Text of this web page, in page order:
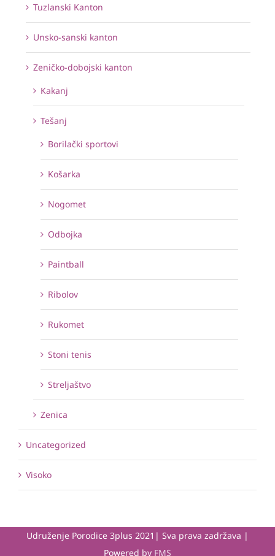
Tuzlanski Kanton
Unsko-sanski kanton
Zeničko-dobojski kanton
Kakanj
Tešanj
Borilački sportovi
Košarka
Nogomet
Odbojka
Paintball
Ribolov
Rukomet
Stoni tenis
Streljaštvo
Zenica
Uncategorized
Visoko
Udruženje Porodice 3plus 2021| Sva prava zadržava |
Powered by FMS